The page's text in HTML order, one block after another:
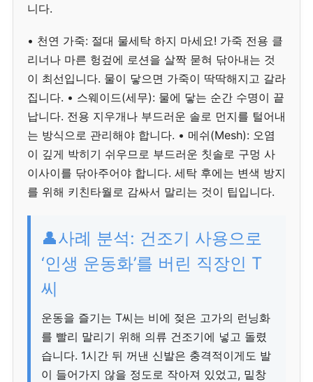
니다.
• 천연 가죽: 절대 물세탁 하지 마세요! 가죽 전용 클
리너나 마른 헝겊에 로션을 살짝 묻혀 닦아내는 것
이 최선입니다. 물이 닿으면 가죽이 딱딱해지고 갈라
집니다. • 스웨이드(세무): 물에 닿는 순간 수명이 끝
납니다. 전용 지우개나 부드러운 솔로 먼지를 털어내
는 방식으로 관리해야 합니다. • 메쉬(Mesh): 오염
이 깊게 박히기 쉬우므로 부드러운 칫솔로 구멍 사
이사이를 닦아주어야 합니다. 세탁 후에는 변색 방지
를 위해 키친타월로 감싸서 말리는 것이 팁입니다.
👤사례 분석: 건조기 사용으로
‘인생 운동화’를 버린 직장인 T
씨
운동을 즐기는 T씨는 비에 젖은 고가의 런닝화
를 빨리 말리기 위해 의류 건조기에 넣고 돌렸
습니다. 1시간 뒤 꺼낸 신발은 충격적이게도 발
이 들어가지 않을 정도로 작아져 있었고, 밑창